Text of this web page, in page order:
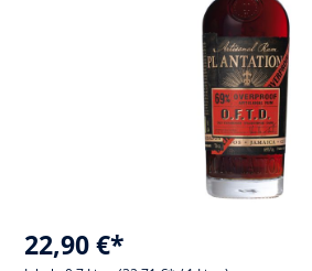
22,90 €*